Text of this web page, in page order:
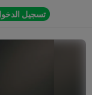
تسجيل
 